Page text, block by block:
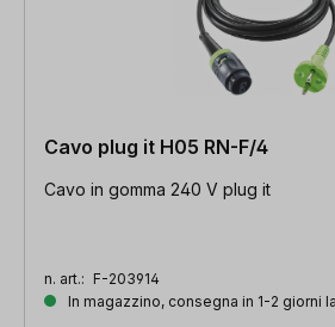
Cavo plug it H05 RN-F/4
Cavo in gomma 240 V plug it
n. art.: F-203914
In magazzino, consegna in 1-2 giorni